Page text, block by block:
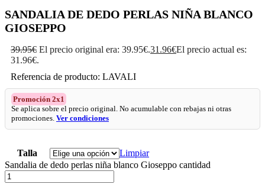
SANDALIA DE DEDO PERLAS NIÑA BLANCO
GIOSEPPO
39.95€ El precio original era: 39.95€.31.96€El precio actual es:
31.96€.
Referencia de producto: LAVALI
Promoción 2x1
Se aplica sobre el precio original. No acumulable con rebajas ni otras
promociones. Ver condiciones
Talla
Limpiar
Sandalia de dedo perlas niña blanco Gioseppo cantidad